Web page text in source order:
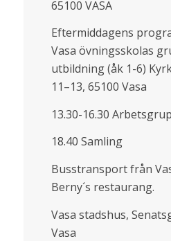
65100 VASA
Eftermiddagens
Vasa övningsskolas
utbildning (åk 1-6)
11–13, 65100 Vasa
13.30-16.30
18.40 Samling
Busstransport från
Berny´s restaurang.
Vasa stadshus,
Vasa